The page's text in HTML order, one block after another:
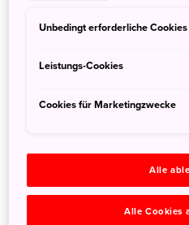
Unbedingt erforderliche Cookies
Leistungs-Cookies
Cookies für Marketingzwecke
Alle
Alle Cookies